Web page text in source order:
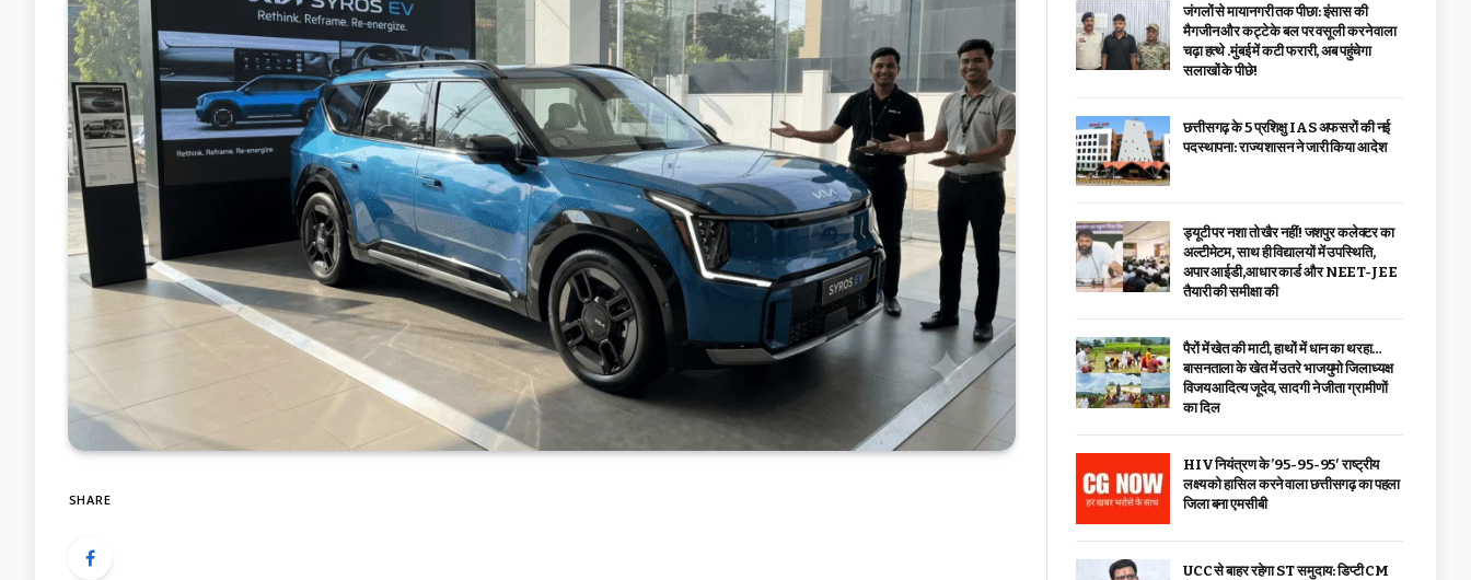
SHARE
जंगलों से मायानगरी तक पीछा: इंसास की
मैगजीन और कट्टे के बल पर वसूली करने वाला
चढ़ा हत्थे .मुंबई में कटी फरारी, अब पहुंचेगा
सलाखों के पीछे!
छत्तीसगढ़ के 5 प्रशिक्षु IAS अफसरों की नई
पदस्थापना: राज्य शासन ने जारी किया आदेश
ड्यूटी पर नशा तो खैर नहीं! जशपुर कलेक्टर का
अल्टीमेटम, साथ ही विद्यालयों में उपस्थिति,
अपार आईडी,आधार कार्ड और NEET-JEE
तैयारी की समीक्षा की
पैरों में खेत की माटी, हाथों में धान का थरहा…
बासनताला के खेत में उतरे भाजयुमो जिलाध्यक्ष
विजय आदित्य जूदेव, सादगी ने जीता ग्रामीणों
का दिल
HIV नियंत्रण के ’95-95-95′ राष्ट्रीय
लक्ष्य को हासिल करने वाला छत्तीसगढ़ का पहला
जिला बना एमसीबी
UCC से बाहर रहेगा ST समुदाय: डिप्टी CM